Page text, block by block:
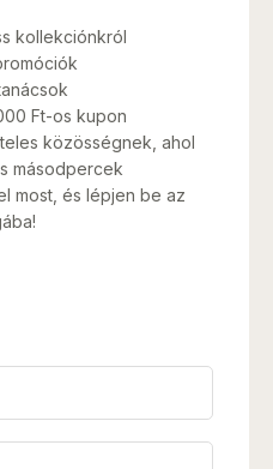
kollekciónkról
Ft-os kupon
közösségnek, ahol
másodpercek
most, és lépjen be az